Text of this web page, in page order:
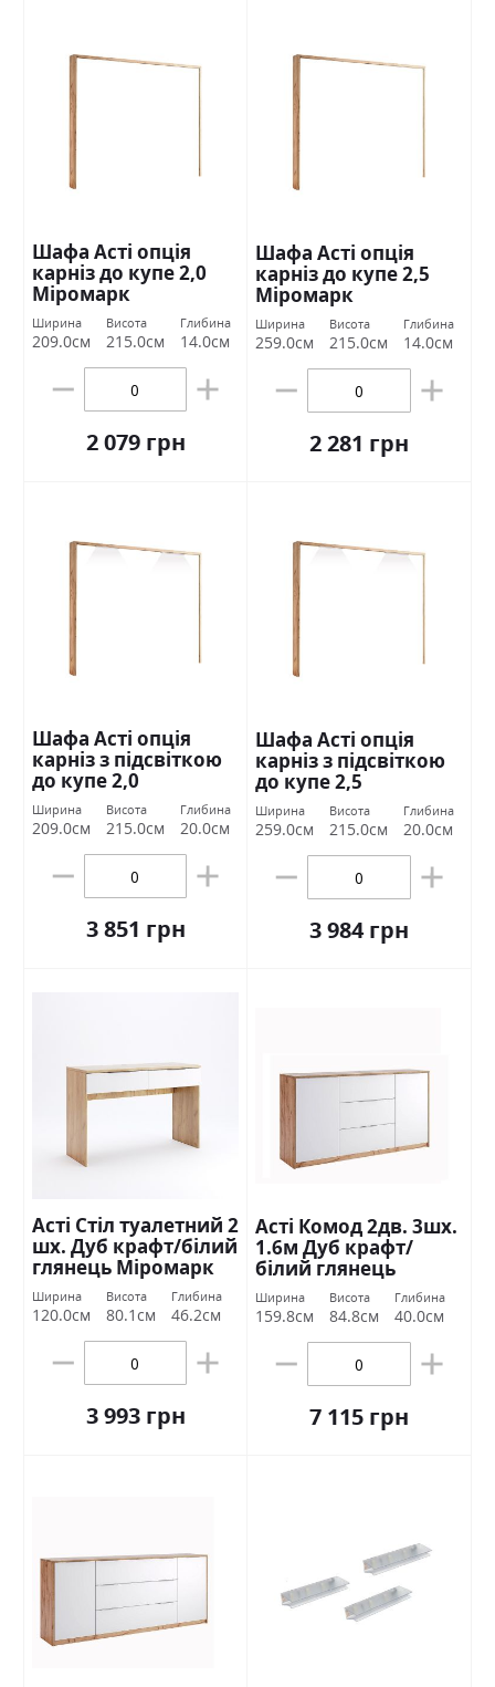
Шафа Асті опція
карніз до купе 2,0
Міромарк
Ширина
209.0см
Висота
215.0см
Глибина
14.0см
2 079 грн
Шафа Асті опція
карніз до купе 2,5
Міромарк
Ширина
259.0см
Висота
215.0см
Глибина
14.0см
2 281 грн
Шафа Асті опція
карніз з підсвіткою
до купе 2,0
Міромарк
Ширина
209.0см
Висота
215.0см
Глибина
20.0см
3 851 грн
Шафа Асті опція
карніз з підсвіткою
до купе 2,5
Міромарк
Ширина
259.0см
Висота
215.0см
Глибина
20.0см
3 984 грн
Асті Стіл туалетний 2
шх. Дуб крафт/білий
глянець Міромарк
Ширина
120.0см
Висота
80.1см
Глибина
46.2см
3 993 грн
Асті Комод 2дв. 3шх.
1.6м Дуб крафт/
білий глянець
Міромарк
Ширина
159.8см
Висота
84.8см
Глибина
40.0см
7 115 грн